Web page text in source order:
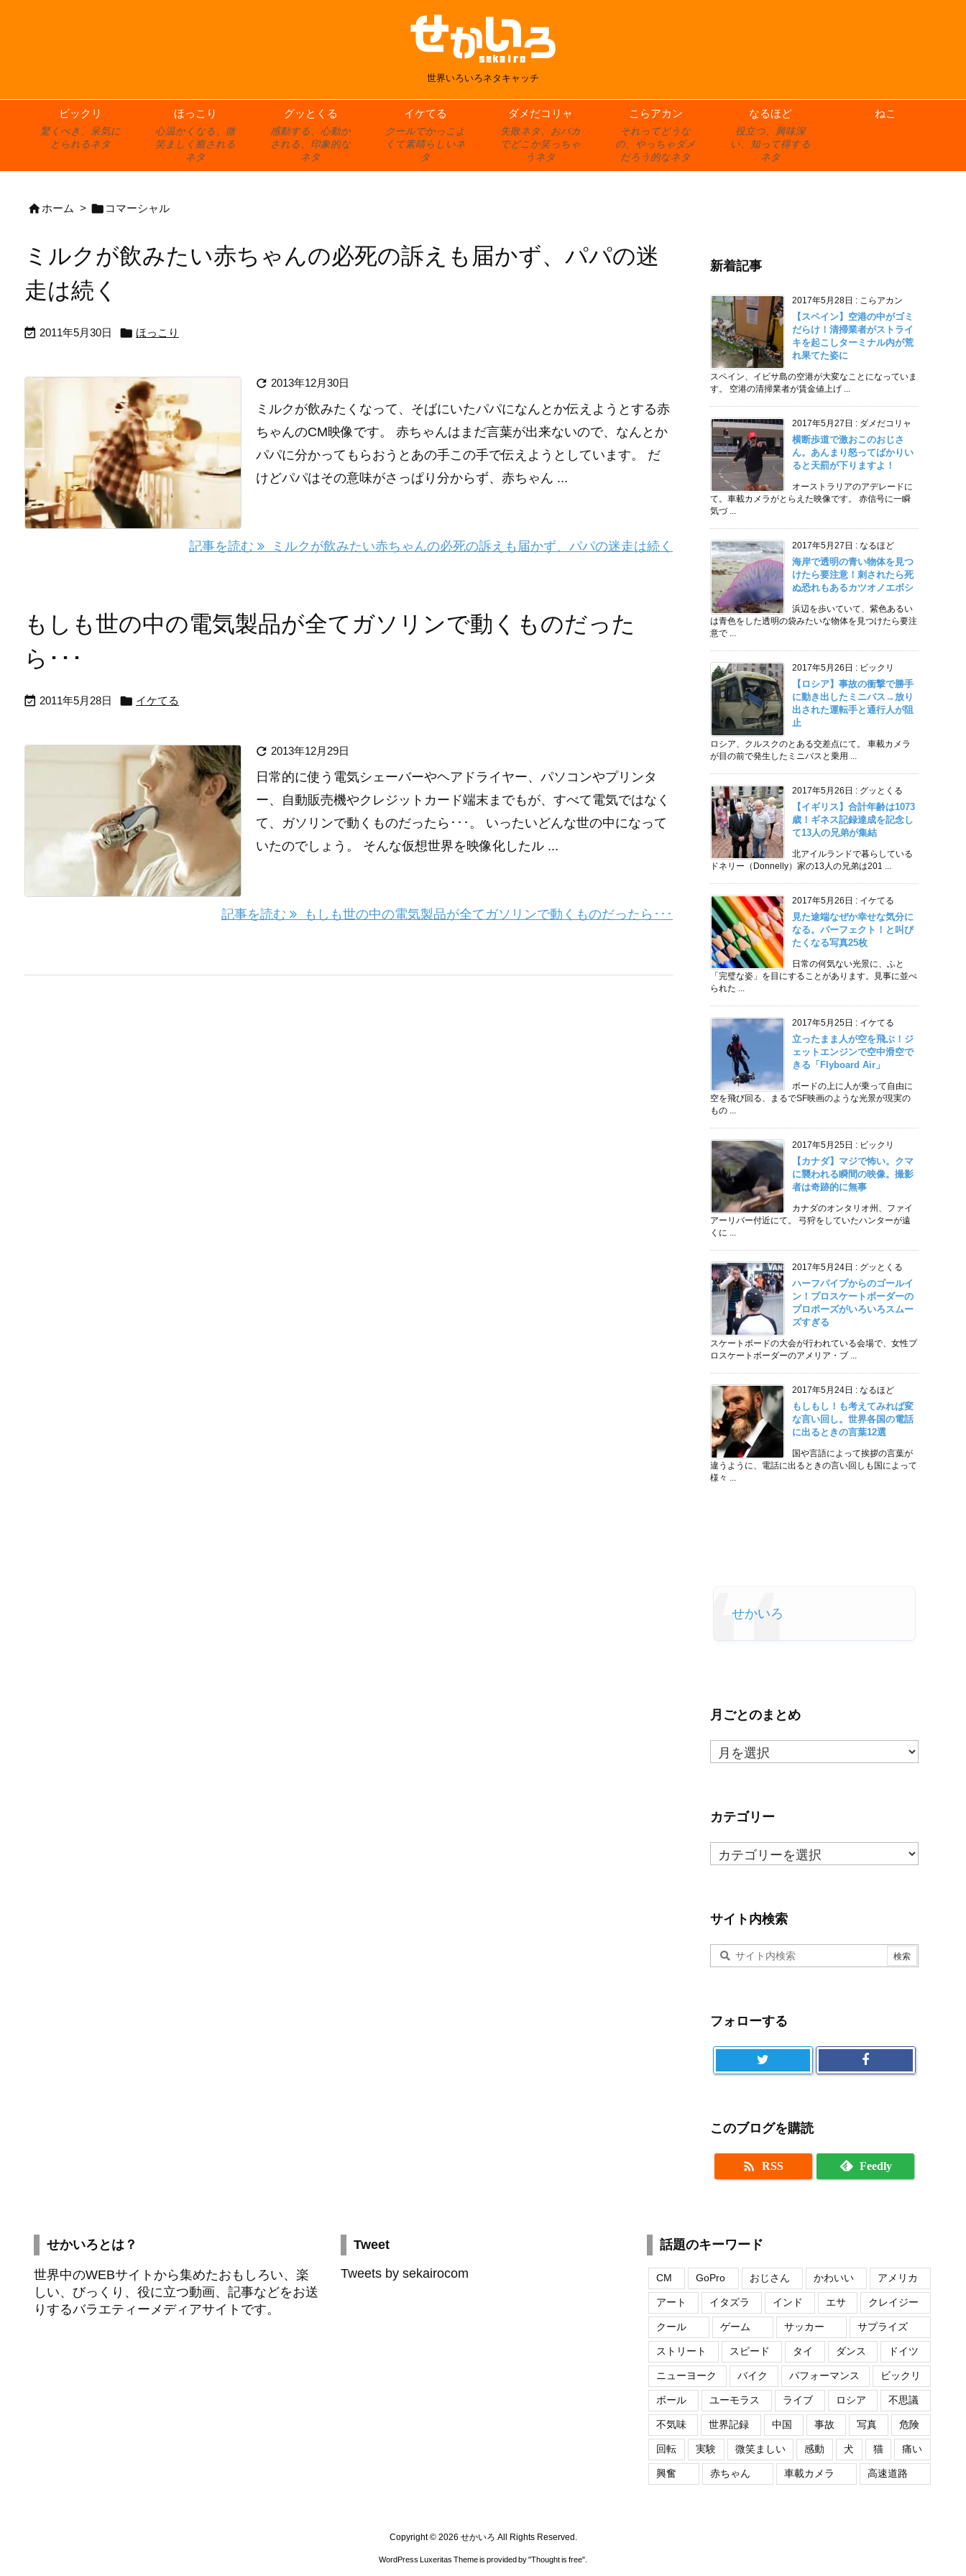
世界いろいろネタキャッチ
ビックリ
驚くべき、呆気に
とられるネタ
ほっこり
心温かくなる、微
笑ましく癒される
ネタ
グッとくる
感動する、心動か
される、印象的な
ネタ
イケてる
クールでかっこよ
くて素晴らしいネ
タ
ダメだコリャ
失敗ネタ、おバカ
でどこか笑っちゃ
うネタ
こらアカン
それってどうな
の、やっちゃダメ
だろう的なネタ
なるほど
役立つ、興味深
い、知って得する
ネタ
ねこ
ホーム >  コマーシャル
ミルクが飲みたい赤ちゃんの必死の訴えも届かず、パパの迷
走は続く
 2011年5月30日  ほっこり
 2013年12月30日
ミルクが飲みたくなって、そばにいたパパになんとか伝えようとする赤
ちゃんのCM映像です。 赤ちゃんはまだ言葉が出来ないので、なんとか
パパに分かってもらおうとあの手この手で伝えようとしています。 だ
けどパパはその意味がさっぱり分からず、赤ちゃん ...
記事を読む ミルクが飲みたい赤ちゃんの必死の訴えも届かず、パパの迷走は続く
もしも世の中の電気製品が全てガソリンで動くものだった
ら･･･
 2011年5月28日  イケてる
 2013年12月29日
日常的に使う電気シェーバーやヘアドライヤー、パソコンやプリンタ
ー、自動販売機やクレジットカード端末までもが、すべて電気ではなく
て、ガソリンで動くものだったら･･･。 いったいどんな世の中になって
いたのでしょう。 そんな仮想世界を映像化したル ...
記事を読む もしも世の中の電気製品が全てガソリンで動くものだったら･･･
新着記事
2017年5月28日 : こらアカン
【スペイン】空港の中がゴミ
だらけ！清掃業者がストライ
キを起こしターミナル内が荒
れ果てた姿に
スペイン、イビサ島の空港が大変なことになっていま
す。 空港の清掃業者が賃金値上げ ...
2017年5月27日 : ダメだコリャ
横断歩道で激おこのおじさ
ん。あんまり怒ってばかりい
ると天罰が下りますよ！
オーストラリアのアデレードに
て。車載カメラがとらえた映像です。 赤信号に一瞬
気づ ...
2017年5月27日 : なるほど
海岸で透明の青い物体を見つ
けたら要注意！刺されたら死
ぬ恐れもあるカツオノエボシ
浜辺を歩いていて、紫色あるい
は青色をした透明の袋みたいな物体を見つけたら要注
意で ...
2017年5月26日 : ビックリ
【ロシア】事故の衝撃で勝手
に動き出したミニバス→放り
出された運転手と通行人が阻
止
ロシア、クルスクのとある交差点にて。 車載カメラ
が目の前で発生したミニバスと乗用 ...
2017年5月26日 : グッとくる
【イギリス】合計年齢は1073
歳！ギネス記録達成を記念し
て13人の兄弟が集結
北アイルランドで暮らしている
ドネリー（Donnelly）家の13人の兄弟は201 ...
2017年5月26日 : イケてる
見た途端なぜか幸せな気分に
なる。パーフェクト！と叫び
たくなる写真25枚
日常の何気ない光景に、ふと
「完璧な姿」を目にすることがあります。見事に並べ
られた ...
2017年5月25日 : イケてる
立ったまま人が空を飛ぶ！ジ
ェットエンジンで空中滑空で
きる「Flyboard Air」
ボードの上に人が乗って自由に
空を飛び回る、まるでSF映画のような光景が現実の
もの ...
2017年5月25日 : ビックリ
【カナダ】マジで怖い。クマ
に襲われる瞬間の映像。撮影
者は奇跡的に無事
カナダのオンタリオ州、ファイ
アーリバー付近にて。 弓狩をしていたハンターが遠
くに ...
2017年5月24日 : グッとくる
ハーフパイプからのゴールイ
ン！プロスケートボーダーの
プロポーズがいろいろスムー
ズすぎる
スケートボードの大会が行われている会場で、女性プ
ロスケートボーダーのアメリア・ブ ...
2017年5月24日 : なるほど
もしもし！も考えてみれば変
な言い回し。世界各国の電話
に出るときの言葉12選
国や言語によって挨拶の言葉が
違うように、電話に出るときの言い回しも国によって
様々 ...
せかいろ
月ごとのまとめ
月
ご
ま
め
カテゴリー
カ
テ
ー
サイト内検索
フォローする
このブログを購読
 RSS Feedly
せかいろとは？
世界中のWEBサイトから集めたおもしろい、楽
しい、びっくり、役に立つ動画、記事などをお送
りするバラエティーメディアサイトです。
Tweet
Tweets by sekairocom
話題のキーワード
CM GoPro おじさん かわいい アメリカ
アート イタズラ インド エサ クレイジー
クール ゲーム サッカー サプライズ
ストリート スピード タイ ダンス ドイツ
ニューヨーク バイク パフォーマンス ビックリ
ボール ユーモラス ライブ ロシア 不思議
不気味 世界記録 中国 事故 写真 危険
回転 実験 微笑ましい 感動 犬 猫 痛い
興奮 赤ちゃん 車載カメラ 高速道路
Copyright © 2026 せかいろ All Rights Reserved.
WordPress Luxeritas Theme is provided by "Thought is free".